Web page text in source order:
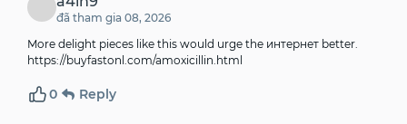
đã tham gia 08, 2026
More delight pieces like this would urge the интернет better.
https://buyfastonl.com/amoxicillin.html
0 Reply